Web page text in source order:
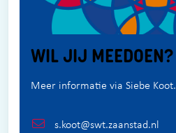
WIL JIJ MEEDOEN?
Meer informatie via Siebe Koot.
s.koot@swt.zaanstad.nl